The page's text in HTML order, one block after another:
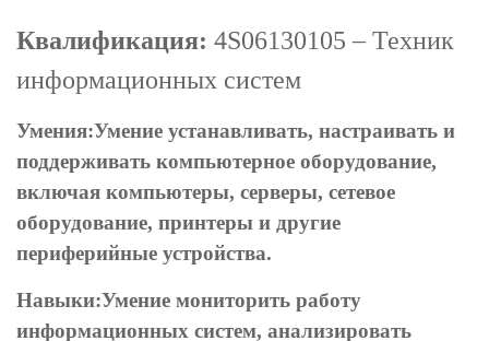
Квалификация: 4S06130105 – Техник
информационных систем
Умения:Умение устанавливать, настраивать и
поддерживать компьютерное оборудование,
включая компьютеры, серверы, сетевое
оборудование, принтеры и другие
периферийные устройства.
Навыки:Умение мониторить работу
информационных систем, анализировать